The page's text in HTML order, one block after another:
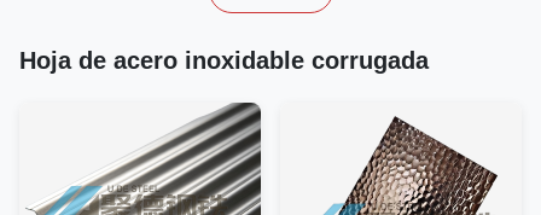
Hoja de acero inoxidable corrugada